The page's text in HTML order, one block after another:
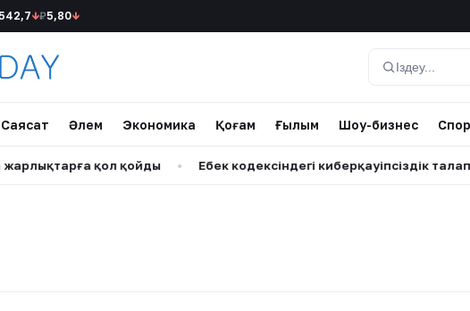
542,7↓₽5,80↓
Іздеу
Саясат Әлем Экономика Қоғам Ғылым Шоу-бизнес
қол қойды • Еңбек кодексіндегі киберқауіпсіздік